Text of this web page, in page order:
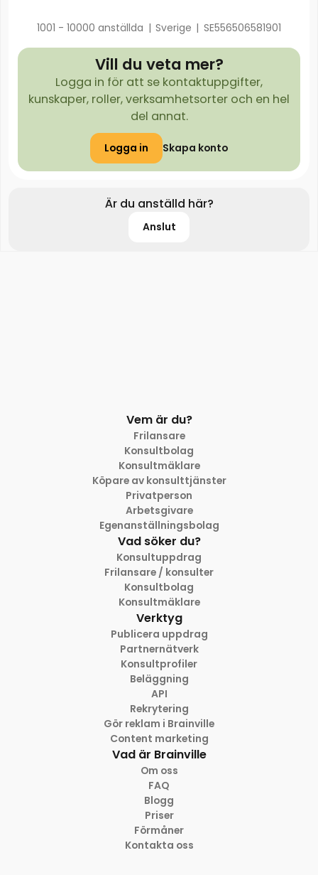
1001 - 10000 anställda | Sverige | SE556506581901
Vill du veta mer?
Logga in för att se kontaktuppgifter,
kunskaper, roller, verksamhetsorter och en hel
del annat.
Logga in Skapa konto
Är du anställd här?
Anslut
Vem är du?
Frilansare
Konsultbolag
Konsultmäklare
Köpare av konsulttjänster
Privatperson
Arbetsgivare
Egenanställningsbolag
Vad söker du?
Konsultuppdrag
Frilansare / konsulter
Konsultbolag
Konsultmäklare
Verktyg
Publicera uppdrag
Partnernätverk
Konsultprofiler
Beläggning
API
Rekrytering
Gör reklam i Brainville
Content marketing
Vad är Brainville
Om oss
FAQ
Blogg
Priser
Förmåner
Kontakta oss